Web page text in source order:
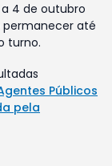
4 de outubro
permanecer até
turno.
Públicos
pela